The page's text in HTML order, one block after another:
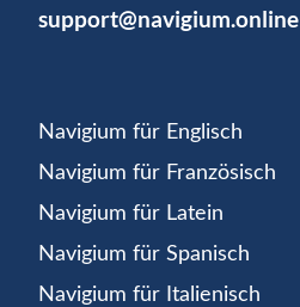
support@navigium.online
Navigium für Englisch
Navigium für Französisch
Navigium für Latein
Navigium für Spanisch
Navigium für Italienisch